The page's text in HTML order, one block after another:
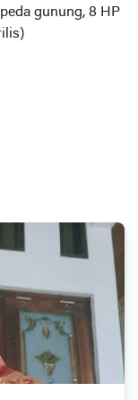
gunung, 8 HP